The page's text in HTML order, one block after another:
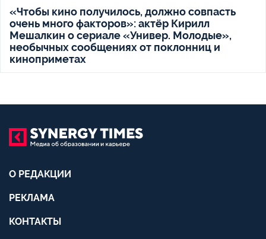
«Чтобы кино получилось, должно совпасть
очень много факторов»: актёр Кирилл
Мешалкин о сериале «Универ. Молодые»,
необычных сообщениях от поклонниц и
киноприметах
О РЕДАКЦИИ
РЕКЛАМА
КОНТАКТЫ